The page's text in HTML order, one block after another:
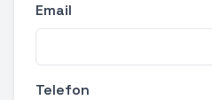
Email
Telefon